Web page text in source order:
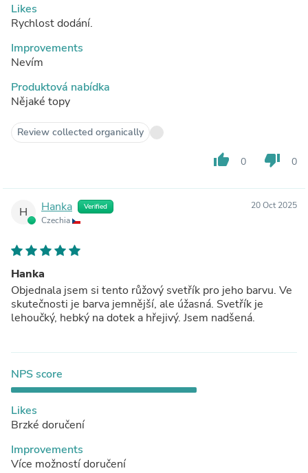
Likes
Rychlost dodání.
Improvements
Nevím
Produktová nabídka
Nějaké topy
Review collected organically
thumb_up 0 thumb_down 0
H Hanka Verified
Czechia
20 Oct 2025
Hanka
Objednala jsem si tento růžový svetřík pro jeho barvu. Ve
skutečnosti je barva jemnější, ale úžasná. Svetřík je
lehoučký, hebký na dotek a hřejivý. Jsem nadšená.
NPS score
Likes
Brzké doručení
Improvements
Více možností doručení